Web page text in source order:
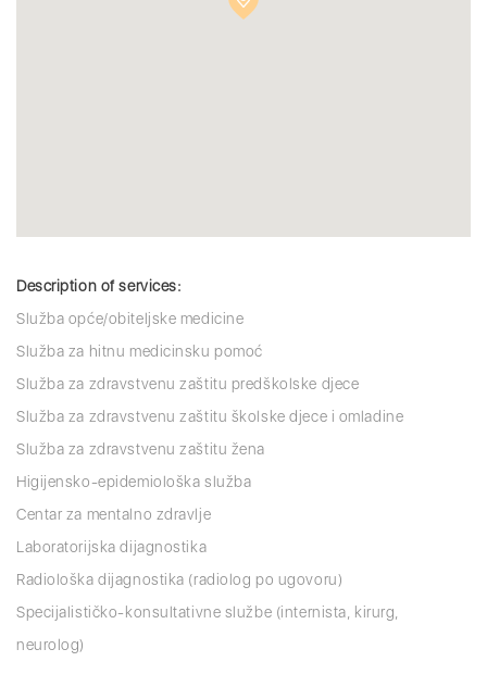
Description of services:
Služba opće/obiteljske medicine
Služba za hitnu medicinsku pomoć
Služba za zdravstvenu zaštitu predškolske djece
Služba za zdravstvenu zaštitu školske djece i omladine
Služba za zdravstvenu zaštitu žena
Higijensko-epidemiološka služba
Centar za mentalno zdravlje
Laboratorijska dijagnostika
Radiološka dijagnostika (radiolog po ugovoru)
Specijalističko-konsultativne službe (internista, kirurg,
neurolog)